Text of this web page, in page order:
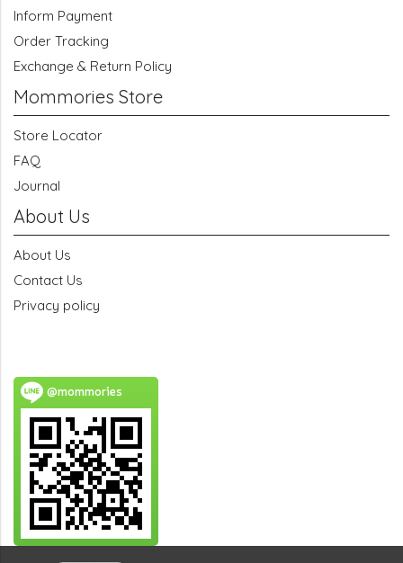
Inform Payment
Order Tracking
Exchange & Return Policy
Mommories Store
Store Locator
FAQ
Journal
About Us
About Us
Contact Us
Privacy policy
@mommories